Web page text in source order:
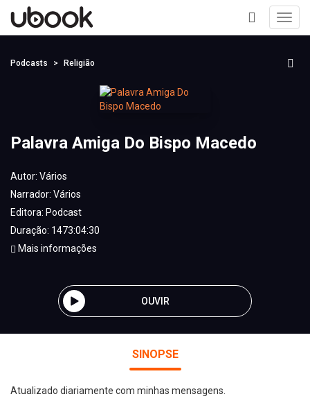
+
Podcasts Religião
Palavra Amiga Do Bispo Macedo
Autor: Vários
Narrador: Vários
Editora: Podcast
Duração: 1473:04:30
Mais informações
OUVIR
SINOPSE
Atualizado diariamente com minhas mensagens.